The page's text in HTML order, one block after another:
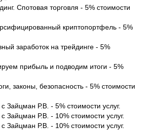
Спотовая торговля - 5% стоимости
криптопортфель - 5%
заработок на трейдинге - 5%
прибыль и подводим итоги - 5%
законы, безопасность - 5% стоимости
Зайцман Р.В. - 5% стоимости услуг.
Зайцман Р.В. - 10% стоимости услуг.
Зайцман Р.В. - 10% стоимости услуг.